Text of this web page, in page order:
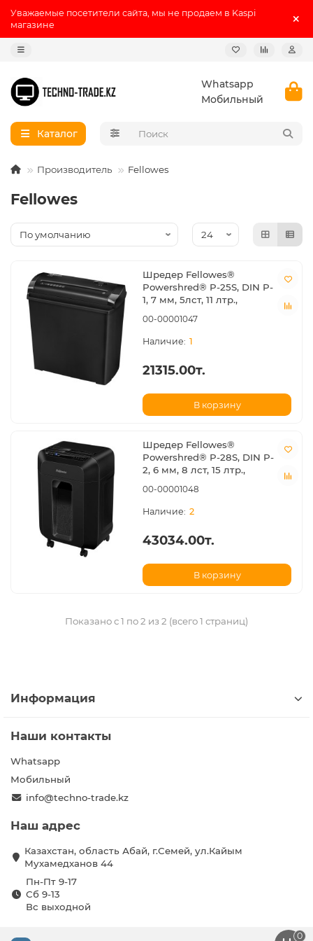
Уважаемые посетители сайта, мы не продаем в Kaspi
магазине
Whatsapp
Мобильный
Каталог
Производитель Fellowes
Fellowes
Шредер Fellowes®
Powershred® P-25S, DIN P-
1, 7 мм, 5лст, 11 лтр.,
00-00001047
1
21315.00т.
В корзину
Шредер Fellowes®
Powershred® P-28S, DIN P-
2, 6 мм, 8 лст, 15 лтр.,
00-00001048
2
43034.00т.
В корзину
Показано с 1 по 2 из 2 (всего 1 страниц)
Информация
Наши контакты
Whatsapp
Мобильный
info@techno-trade.kz
Наш адрес
Казахстан, область Абай, г.Семей, ул.Кайым
Мухамедханов 44
Пн-Пт 9-17
Сб 9-13
Вс выходной
0